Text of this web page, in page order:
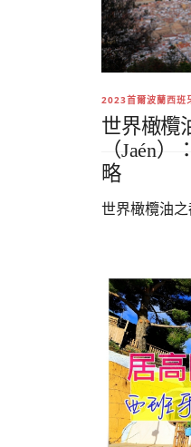
2023首爾波蘭西班
世界橄
（Jaén
略
世界橄欖油